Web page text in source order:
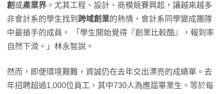
創 或產業界 。尤其工程、設計、商模競賽興起，讓越來越多
非會計系的學生找到 跨域創業的熱情，會計系同學變成團隊
中最搶手的成員。 「學生開始覺得『創業比較酷』，報到率
自然下滑。」林永智說。
然而，即便環境艱難，資誠仍在去年交出漂亮的成績單。去
年招聘超過1,000位員工，其中730人為應屆畢業生。等於每